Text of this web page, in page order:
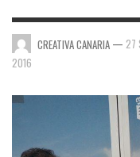
CREATIVA CANARIA — 27
2016